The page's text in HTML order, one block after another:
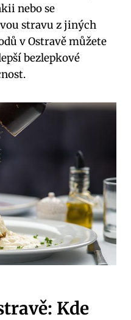
nebo se
stravu z jiných
v Ostravě můžete
bezlepkové
Kde